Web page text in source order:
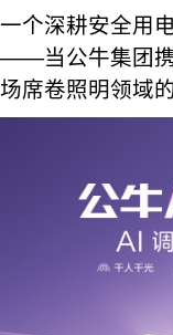
一个深耕安全用
——当公牛集团携
场席卷照明领域